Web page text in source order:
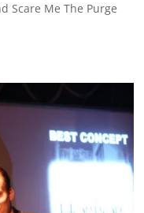
Scare Me The Purge